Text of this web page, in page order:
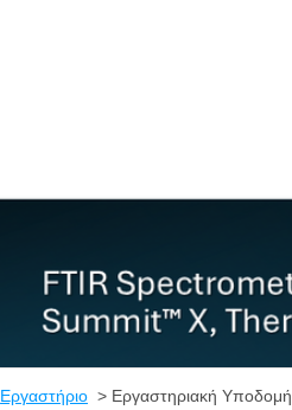
Εργαστήριο > Εργαστηριακή Υποδομή